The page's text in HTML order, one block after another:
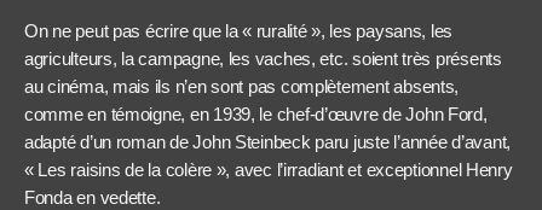
On ne peut pas écrire que la « ruralité », les paysans, les
agriculteurs, la campagne, les vaches, etc. soient très présents
au cinéma, mais ils n’en sont pas complètement absents,
comme en témoigne, en 1939, le chef-d’œuvre de John Ford,
adapté d’un roman de John Steinbeck paru juste l’année d’avant,
« Les raisins de la colère », avec l’irradiant et exceptionnel Henry
Fonda en vedette.